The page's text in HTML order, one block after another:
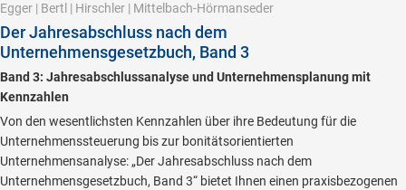
Egger | Bertl | Hirschler | Mittelbach-Hörmanseder
Der Jahresabschluss nach dem
Unternehmensgesetzbuch, Band 3
Band 3: Jahresabschlussanalyse und Unternehmensplanung mit
Kennzahlen
Von den wesentlichsten Kennzahlen über ihre Bedeutung für die
Unternehmenssteuerung bis zur bonitätsorientierten
Unternehmensanalyse: „Der Jahresabschluss nach dem
Unternehmensgesetzbuch, Band 3“ bietet Ihnen einen praxisbezogenen